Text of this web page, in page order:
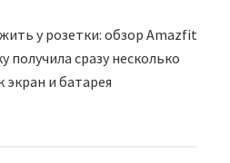
у розетки: обзор Amazfit
получила сразу несколько
и батарея